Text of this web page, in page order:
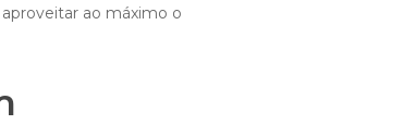
ao máximo o